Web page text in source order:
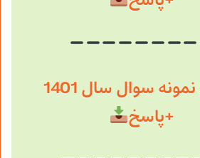
دانلود نمونه سوال سال 1401
+پاسخ